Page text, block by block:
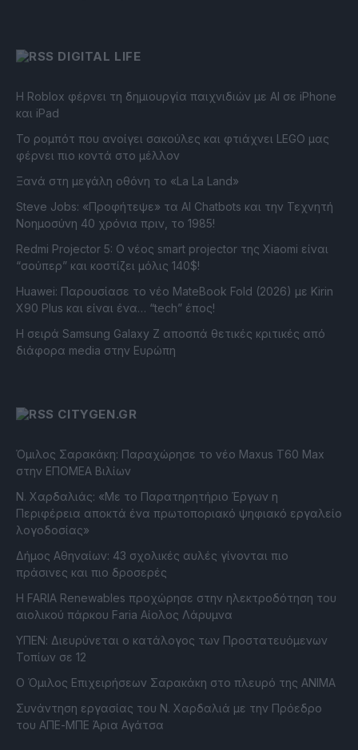
DIGITAL LIFE
Η Roblox φέρνει τη δημιουργία παιχνιδιών με ΑΙ σε iPhone
και iPad
Το ρομπότ που ανοίγει σακούλες και φτιάχνει LEGO μας
φέρνει πιο κοντά στο μέλλον
Ξανά στη μεγάλη οθόνη το «La La Land»
Steve Jobs: «Προφήτεψε» τα AI Chatbots και την Τεχνητή
Νοημοσύνη 40 χρόνια πριν, το 1985!
Redmi Projector 5: Ο νέος smart projector της Xiaomi είναι
“σούπερ” και κοστίζει μόλις 140$!
Huawei: Παρουσίασε το νέο MateBook Fold (2026) με Kirin
X90 Plus και είναι ένα… “tech” έπος!
Η σειρά Samsung Galaxy Z αποσπά θετικές κριτικές από
διάφορα media στην Ευρώπη
CITYGEN.GR
Όμιλος Σαρακάκη: Παραχώρησε το νέο Maxus T60 Max
στην ΕΠΟΜΕΑ Βιλίων
Ν. Χαρδαλιάς: «Με το Παρατηρητήριο Έργων η
Περιφέρεια αποκτά ένα πρωτοποριακό ψηφιακό εργαλείο
λογοδοσίας»
Δήμος Αθηναίων: 43 σχολικές αυλές γίνονται πιο
πράσινες και πιο δροσερές
Η FARIA Renewables προχώρησε στην ηλεκτροδότηση του
αιολικού πάρκου Faria Αίολος Λάρυμνα
ΥΠΕΝ: Διευρύνεται ο κατάλογος των Προστατευόμενων
Τοπίων σε 12
O Όμιλος Επιχειρήσεων Σαρακάκη στο πλευρό της ΑΝΙΜΑ
Συνάντηση εργασίας του Ν. Χαρδαλιά με την Πρόεδρο
του ΑΠΕ-ΜΠΕ Άρια Αγάτσα